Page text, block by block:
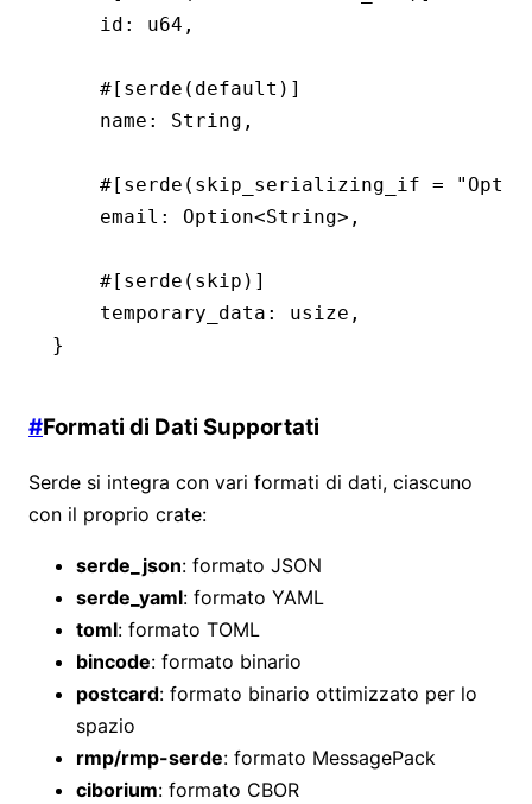
    id
: u64 ,
    #[serde(default)]
    name
: String ,
    #[serde(skip_serializing_if
=
    email
: Option<String>,
    #[serde(skip)]
    temporary_data
: usize ,
}
#Formati di Dati Supportati
Serde si integra con vari formati di dati, ciascuno
con il proprio crate:
serde_json: formato JSON
serde_yaml: formato YAML
toml: formato TOML
bincode: formato binario
postcard: formato binario ottimizzato per lo
spazio
rmp/rmp-serde: formato MessagePack
ciborium: formato CBOR